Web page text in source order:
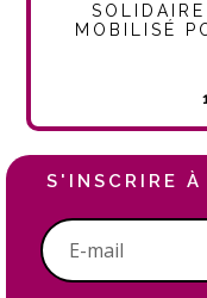
MOBILISÉ
S'INSCRIRE